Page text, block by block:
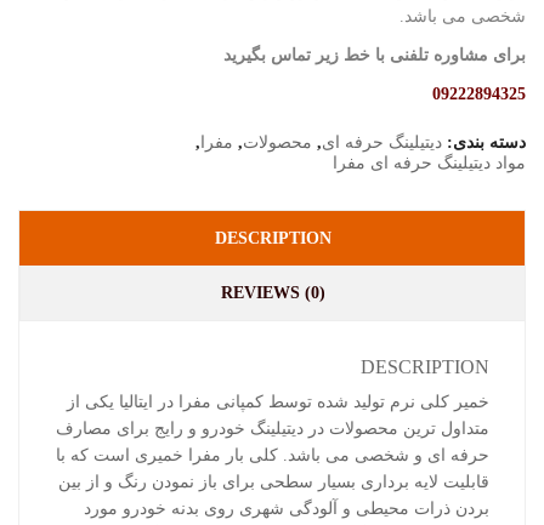
شخصی می باشد.
برای مشاوره تلفنی با خط زیر تماس بگیرید
09222894325
دسته بندی: دیتیلینگ حرفه ای, محصولات, مفرا ,
مواد دیتیلینگ حرفه ای مفرا
DESCRIPTION
REVIEWS (0)
DESCRIPTION
خمیر کلی نرم تولید شده توسط کمپانی مفرا در ایتالیا یکی از
متداول ترین محصولات در دیتیلینگ خودرو و رایج برای مصارف
حرفه ای و شخصی می باشد. کلی بار مفرا خمیری است که با
قابلیت لایه برداری بسیار سطحی برای باز نمودن رنگ و از بین
بردن ذرات محیطی و آلودگی شهری روی بدنه خودرو مورد